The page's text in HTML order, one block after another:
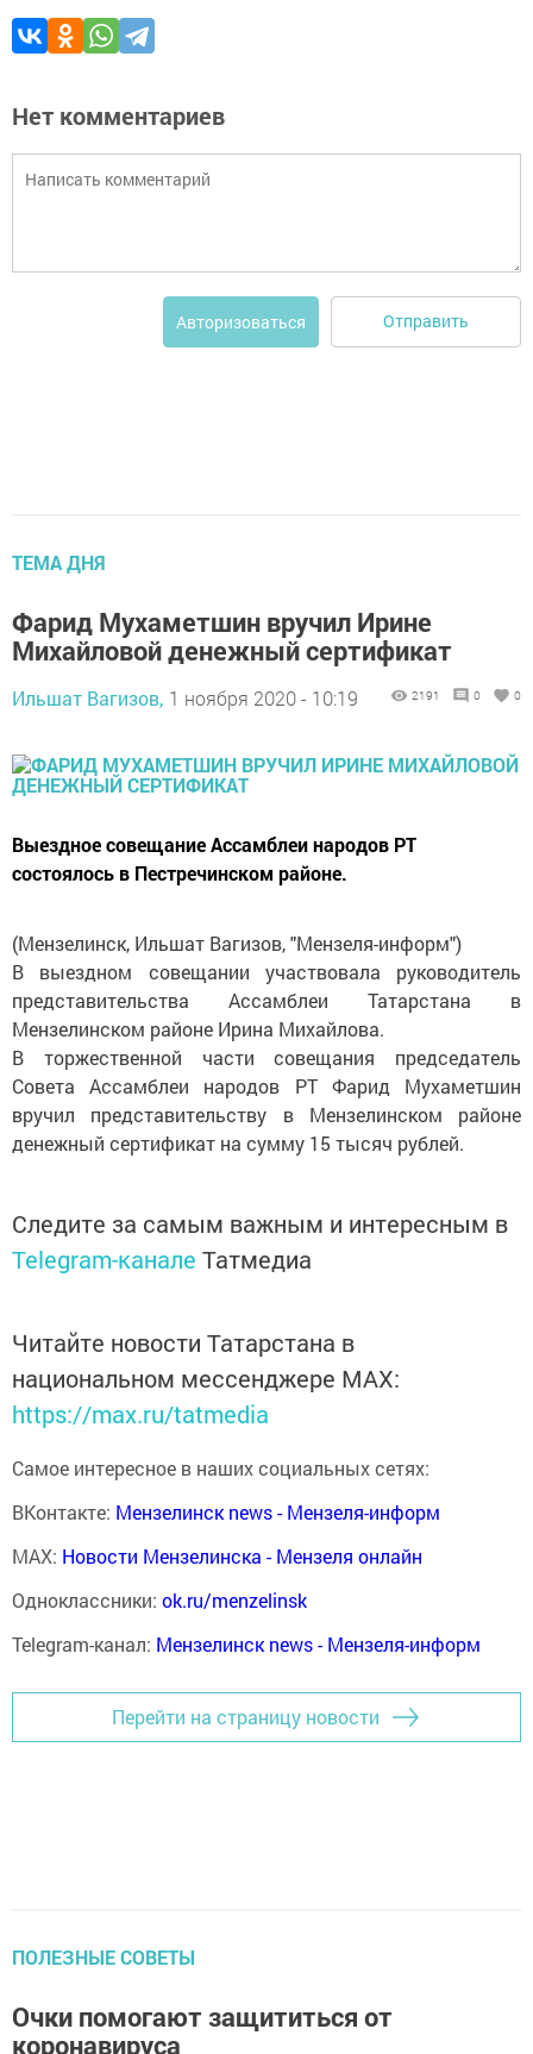
Нет комментариев
Авторизоваться Отправить
ТЕМА ДНЯ
Фарид Мухаметшин вручил Ирине
Михайловой денежный сертификат
Ильшат Вагизов, 1 ноября 2020 - 10:19 2191 0 0
Выездное совещание Ассамблеи народов РТ
состоялось в Пестречинском районе.
(Мензелинск, Ильшат Вагизов, "Мензеля-информ")
В выездном совещании участвовала руководитель
представительства Ассамблеи Татарстана в
Мензелинском районе Ирина Михайлова.
В торжественной части совещания председатель
Совета Ассамблеи народов РТ Фарид Мухаметшин
вручил представительству в Мензелинском районе
денежный сертификат на сумму 15 тысяч рублей.
Следите за самым важным и интересным в
Telegram-канале Татмедиа
Читайте новости Татарстана в
национальном мессенджере MАХ:
https://max.ru/tatmedia
Самое интересное в наших социальных сетях:
ВКонтакте: Мензелинск news - Мензеля-информ
MAX: Новости Мензелинска - Мензеля онлайн
Одноклассники: ok.ru/menzelinsk
Telegram-канал: Мензелинск news - Мензеля-информ
Перейти на страницу новости
ПОЛЕЗНЫЕ СОВЕТЫ
Очки помогают защититься от
коронавируса